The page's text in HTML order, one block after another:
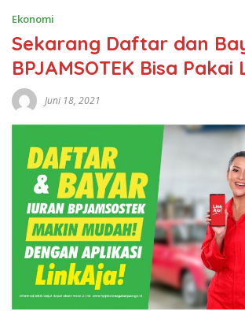
Ekonomi
Sekarang Daftar dan
BPJAMSOTEK Bisa Pakai
Juni 18, 2021